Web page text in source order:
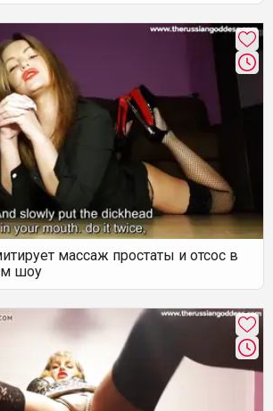
массаж простаты и отсос в
шоу